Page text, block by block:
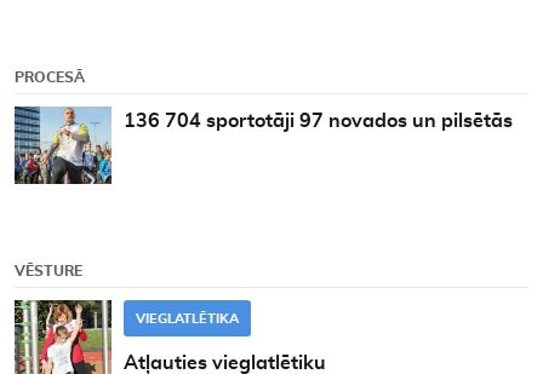
PROCESĀ
136 704 sportotāji 97 novados un pilsētās
VĒSTURE
VIEGLATLĒTIKA
Atļauties vieglatlētiku